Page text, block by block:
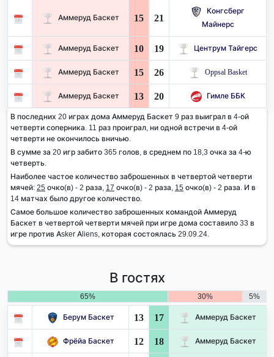
Аммеруд Баскет 15 21
Конгсберг
Майнерс
Аммеруд Баскет 10 19 Центрум Тайгерс
Аммеруд Баскет 15 26 Oppsal Basket
Аммеруд Баскет 13 20 Гимле ББК
В последних 20 играх дома Аммеруд Баскет 9 раз выиграл в 4-ой
четверти соперника. 11 раз проиграл, ни одной встречи в 4-ой
четверти не окончилось вничью.
В сумме за 20 игр забито 365 голов, в среднем по 18,3 очка за 4-ю
четверть.
Наиболее частое количество заброшенных в четвертой четверти
мячей: 25 очко(в) - 2 раза, 17 очко(в) - 2 раза, 15 очко(в) - 2 раза. И в
14 матчах было другое количество.
Самое большое количество заброшенных командой Аммеруд
Баскет в четвертой четверти мячей при игре дома составило 33 в
игре против Asker Aliens, которая состоялась 29.09.24.
В гостях
65% 30% 5%
Берум Баскет 13 17 Аммеруд Баскет
Фрёйа Баскет 12 18 Аммеруд Баскет